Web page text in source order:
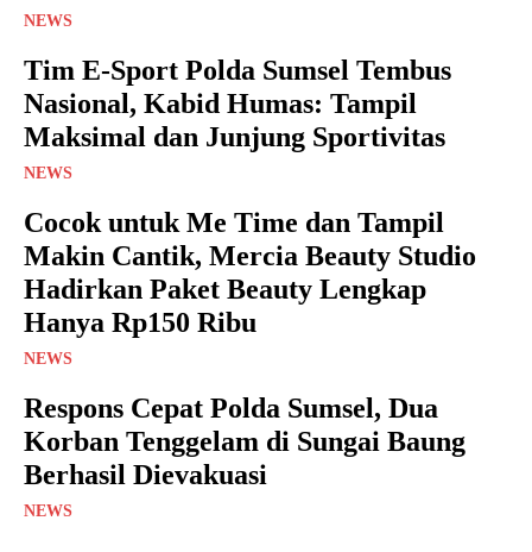
NEWS
Tim E-Sport Polda Sumsel Tembus
Nasional, Kabid Humas: Tampil
Maksimal dan Junjung Sportivitas
NEWS
Cocok untuk Me Time dan Tampil
Makin Cantik, Mercia Beauty Studio
Hadirkan Paket Beauty Lengkap
Hanya Rp150 Ribu
NEWS
Respons Cepat Polda Sumsel, Dua
Korban Tenggelam di Sungai Baung
Berhasil Dievakuasi
NEWS